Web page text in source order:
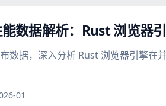
数据解析：Rust 浏览器
数据，深入分析 Rust 浏览器引擎在
01